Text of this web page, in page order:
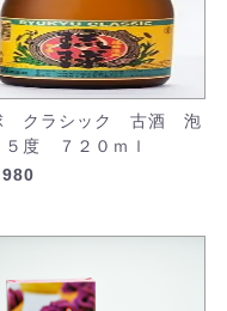
クラシック 古酒 泡
５度 ７２０ｍｌ